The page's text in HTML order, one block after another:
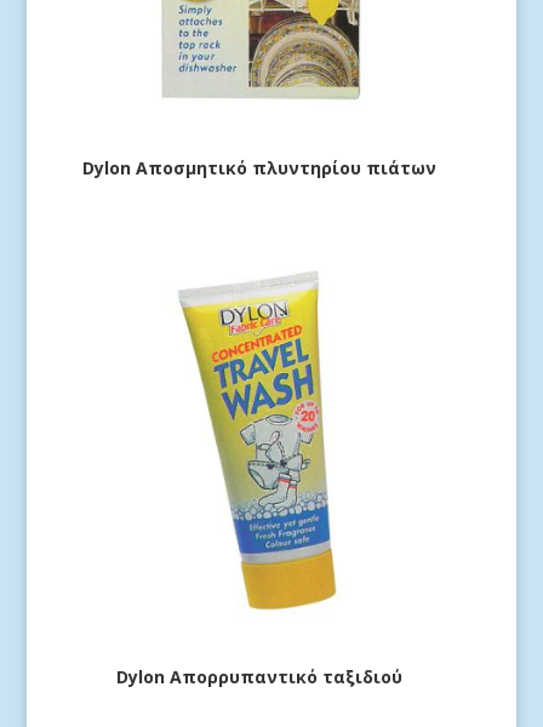
Dylon Αποσμητικό πλυντηρίου πιάτων
Dylon Απορρυπαντικό ταξιδιού